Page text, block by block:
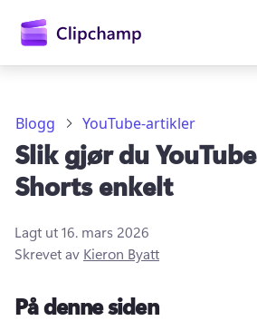
Prøv gratis
Blogg YouTube-artikler
Slik gjør du YouTube
Shorts enkelt
Lagt ut16. mars 2026
Skrevet av Kieron Byatt
På denne siden